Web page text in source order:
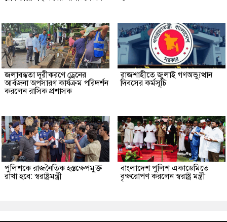
জলাবদ্ধতা দূরীকরণে ড্রেনের
আর্বজনা অপসারণ কার্যক্রম পরিদর্শন
করলেন রাসিক প্রশাসক
রাজশাহীতে জুলাই গণঅভ্যুত্থান
দিবসের কর্মসূচি
পুলিশকে রাজনৈতিক হস্তক্ষেপমুক্ত
রাখা হবে: স্বরাষ্ট্রমন্ত্রী
বাংলাদেশ পুলিশ একাডেমিতে
বৃক্ষরোপণ করলেন স্বরাষ্ট্র মন্ত্রী